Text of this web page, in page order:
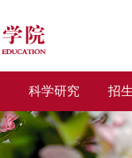
科学研究 招